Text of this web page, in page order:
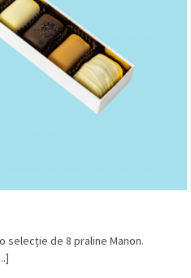
selecție de 8 praline Manon.